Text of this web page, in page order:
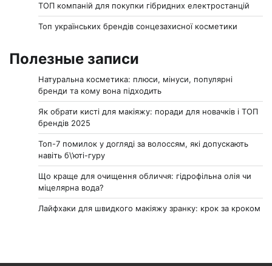
ТОП компаній для покупки гібридних електростанцій
Топ українських брендів сонцезахисної косметики
Полезные записи
Натуральна косметика: плюси, мінуси, популярні
бренди та кому вона підходить
Як обрати кисті для макіяжу: поради для новачків і ТОП
брендів 2025
Топ-7 помилок у догляді за волоссям, які допускають
навіть б\’юті-гуру
Що краще для очищення обличчя: гідрофільна олія чи
міцелярна вода?
Лайфхаки для швидкого макіяжу зранку: крок за кроком